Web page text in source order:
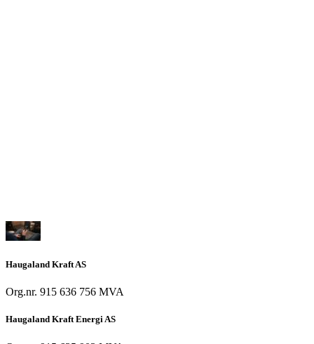
Haugaland Kraft AS
Org.nr. 915 636 756 MVA
Haugaland Kraft Energi AS